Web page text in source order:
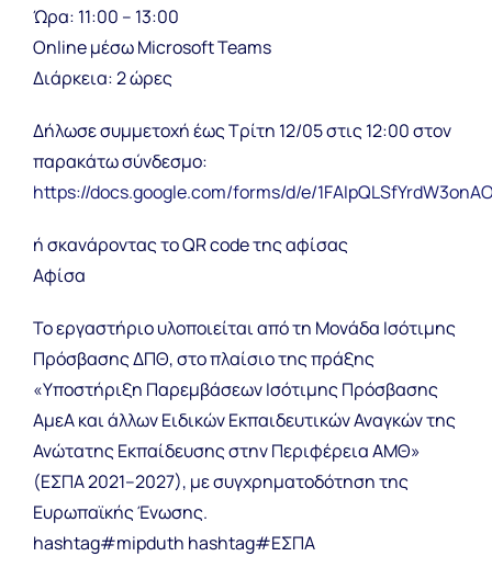
Ώρα: 11:00 – 13:00
Online μέσω Microsoft Teams
Διάρκεια: 2 ώρες
Δήλωσε συμμετοχή έως Τρίτη 12/05 στις 12:00 στον
παρακάτω σύνδεσμο:
https://docs.google.com/forms/d/e/
ή σκανάροντας το QR code της αφίσας
Αφίσα
Το εργαστήριο υλοποιείται από τη Μονάδα Ισότιμης
Πρόσβασης ΔΠΘ, στο πλαίσιο της πράξης
«Υποστήριξη Παρεμβάσεων Ισότιμης Πρόσβασης
ΑμεΑ και άλλων Ειδικών Εκπαιδευτικών Αναγκών της
Ανώτατης Εκπαίδευσης στην Περιφέρεια ΑΜΘ»
(ΕΣΠΑ 2021–2027), με συγχρηματοδότηση της
Ευρωπαϊκής Ένωσης.
hashtag#mipduth hashtag#ΕΣΠΑ